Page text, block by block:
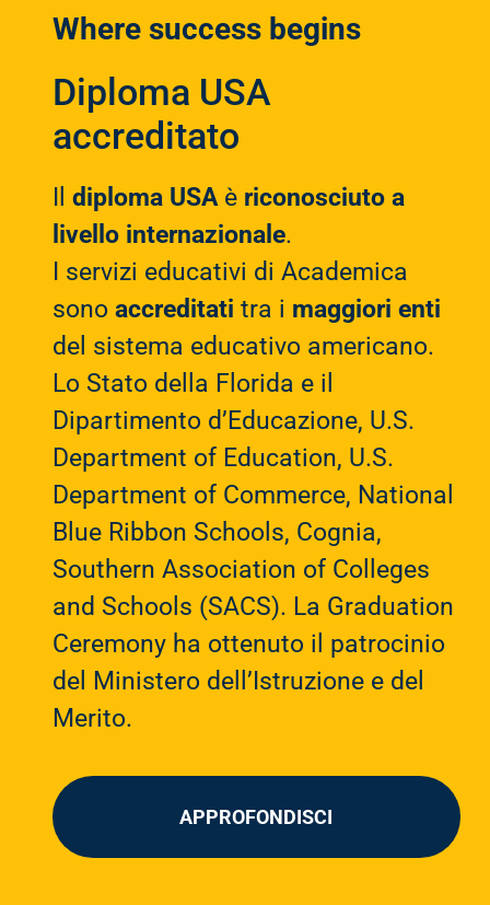
Where success begins
Diploma USA
accreditato
Il diploma USAè riconosciuto a
livello internazionale.
I servizi educativi di Academica
sono accreditati tra i maggiori enti
del sistema educativo americano.
Lo Stato della Florida e il
Dipartimento d’Educazione, U.S.
Department of Education, U.S.
Department of Commerce, National
Blue Ribbon Schools, Cognia,
Southern Association of Colleges
and Schools (SACS). La Graduation
Ceremony ha ottenuto il patrocinio
del Ministero dell’Istruzione e del
Merito.
APPROFONDISCI